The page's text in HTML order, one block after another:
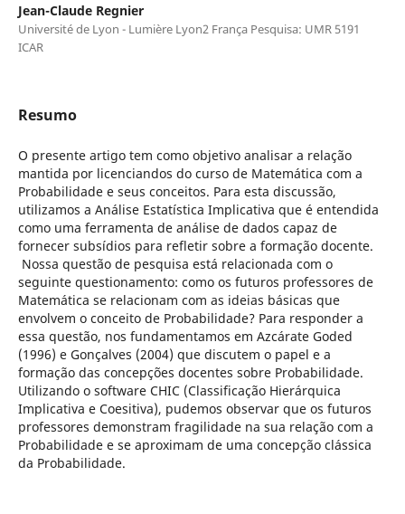
Jean-Claude Regnier
Université de Lyon - Lumière Lyon2 França Pesquisa: UMR 5191
ICAR
Resumo
O presente artigo tem como objetivo analisar a relação
mantida por licenciandos do curso de Matemática com a
Probabilidade e seus conceitos. Para esta discussão,
utilizamos a Análise Estatística Implicativa que é entendida
como uma ferramenta de análise de dados capaz de
fornecer subsídios para refletir sobre a formação docente.
Nossa questão de pesquisa está relacionada com o
seguinte questionamento: como os futuros professores de
Matemática se relacionam com as ideias básicas que
envolvem o conceito de Probabilidade? Para responder a
essa questão, nos fundamentamos em Azcárate Goded
(1996) e Gonçalves (2004) que discutem o papel e a
formação das concepções docentes sobre Probabilidade.
Utilizando o software CHIC (Classificação Hierárquica
Implicativa e Coesitiva), pudemos observar que os futuros
professores demonstram fragilidade na sua relação com a
Probabilidade e se aproximam de uma concepção clássica
da Probabilidade.